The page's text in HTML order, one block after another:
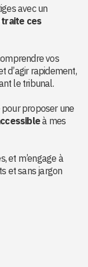
avec un
traite ces
vos
d’agir rapidement,
le tribunal.
pour proposer une
à mes
et m’engage à
et sans jargon